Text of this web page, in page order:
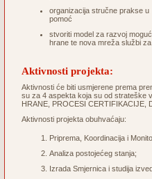
organizacija stručne prakse u
pomoć
stvoriti model za razvoj
hrane te nova mreža službi
Aktivnosti projekta:
Aktivnosti će biti usmjerene prema
su za 4 aspekta koja su od strateške
HRANE, PROCESI CERTIFIKACIJE,
Aktivnosti projekta obuhvaćaju:
Priprema, Koordinacija i
Analiza postojećeg stanja;
Izrada Smjernica i studija